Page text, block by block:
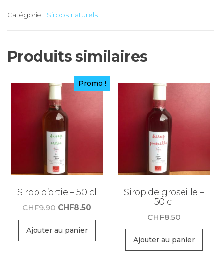
d'edelweiss
cl
Catégorie : Sirops naturels
Produits similaires
Promo !
Sirop d’ortie – 50 cl
CHF9.90 Le
prix
initial
était :
CHF8.50
prix
est :
Ajouter au panier
Sirop de groseille –
50 cl
CHF8.50
Ajouter au panier